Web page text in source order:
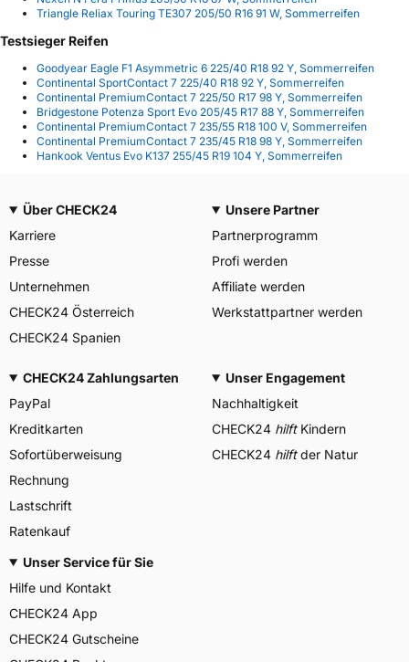
Triangle Reliax Touring TE307 205/50 R16 91 W, Sommerreifen
Testsieger Reifen
Goodyear Eagle F1 Asymmetric 6 225/40 R18 92 Y, Sommerreifen
Continental SportContact 7 225/40 R18 92 Y, Sommerreifen
Continental PremiumContact 7 225/50 R17 98 Y, Sommerreifen
Bridgestone Potenza Sport Evo 205/45 R17 88 Y, Sommerreifen
Continental PremiumContact 7 235/55 R18 100 V, Sommerreifen
Continental PremiumContact 7 235/45 R18 98 Y, Sommerreifen
Hankook Ventus Evo K137 255/45 R19 104 Y, Sommerreifen
Über CHECK24
Karriere
Presse
Unternehmen
CHECK24 Österreich
CHECK24 Spanien
Unsere Partner
Partnerprogramm
Profi werden
Affiliate werden
Werkstattpartner werden
CHECK24 Zahlungsarten
PayPal
Kreditkarten
Sofortüberweisung
Rechnung
Lastschrift
Ratenkauf
Unser Engagement
Nachhaltigkeit
CHECK24 hilftKindern
CHECK24 hilftder Natur
Unser Service für Sie
Hilfe und Kontakt
CHECK24 App
CHECK24 Gutscheine